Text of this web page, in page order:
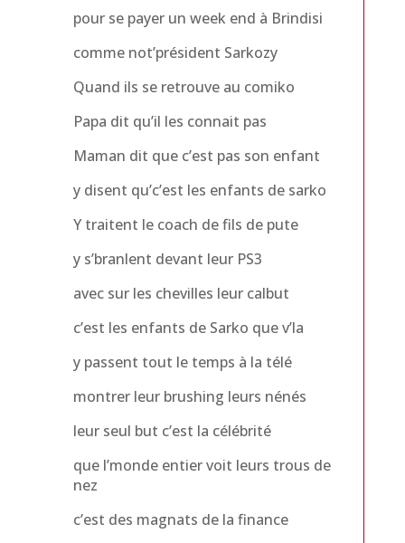
pour se payer un week end à Brindisi
comme not’président Sarkozy
Quand ils se retrouve au comiko
Papa dit qu’il les connait pas
Maman dit que c’est pas son enfant
y disent qu’c’est les enfants de sarko
Y traitent le coach de fils de pute
y s’branlent devant leur PS3
avec sur les chevilles leur calbut
c’est les enfants de Sarko que v’la
y passent tout le temps à la télé
montrer leur brushing leurs nénés
leur seul but c’est la célébrité
que l’monde entier voit leurs trous de
nez
c’est des magnats de la finance